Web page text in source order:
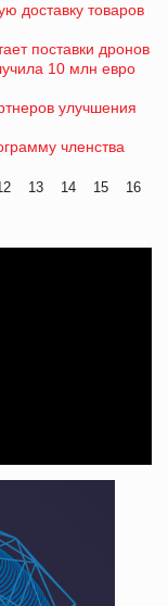
доставку товаров
поставки дронов
10 млн евро
улучшения
членства
13 14 15
16